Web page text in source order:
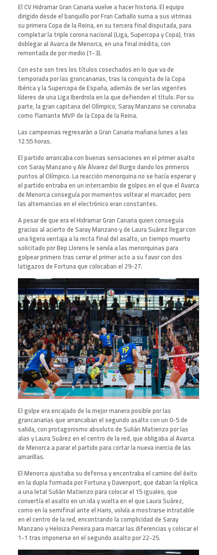
El CV Hidramar Gran Canaria vuelve a hacer historia. El equipo
dirigido desde el banquillo por Fran Carballo suma a sus vitrinas
su primera Copa de la Reina, en su tercera final disputada, para
completar la triple corona nacional (Liga, Supercopa y Copa), tras
doblegar al Avarca de Menorca, en una final inédita, con
remontada de por medio (1-3).
Con este son tres los títulos cosechados en lo que va de
temporada por las grancanarias, tras la conquista de la Copa
Ibérica y la Supercopa de España, además de ser las vigentes
líderes de una Liga Iberdrola en la que defienden el título. Por su
parte, la gran capitana del Olímpico, Saray Manzano se coronaba
como flamante MVP de la Copa de la Reina.
Las campeonas regresarán a Gran Canaria mañana lunes a las
12.55 horas.
El partido arrancaba con buenas sensaciones en el primer asalto
con Saray Manzano y Ale Álvarez del Burgo dando los primeros
puntos al Olímpico. La reacción menorquina no se hacía esperar y
el partido entraba en un intercambio de golpes en el que el Avarca
de Menorca conseguía por momentos voltear el marcador, pero
las alternancias en el electrónico eran constantes.
A pesar de que era el Hidramar Gran Canaria quien conseguía
gracias al acierto de Saray Manzano y de Laura Suárez llegar con
una ligera ventaja a la recta final del asalto, un tiempo muerto
solicitado por Bep Llorens le servía a las menorquinas para
golpear primero tras cerrar el primer acto a su favor con dos
latigazos de Fortuna que colocaban el 29-27.
El golpe era encajado de la mejor manera posible por las
grancanarias que arrancaban el segundo asalto con un 0-5 de
salida, con protagonismo absoluto de Sulián Matienzo por las
alas y Laura Suárez en el centro de la red, que obligaba al Avarca
de Menorca a parar el partido para cortar la nueva inercia de las
amarillas.
El Menorca ajustaba su defensa y encontraba el camino del éxito
en la dupla formada por Fortuna y Davenport, que daban la réplica
a una letal Sulián Matienzo para colocar el 15 iguales, que
convertía el asalto en un ida y vuelta en el que Laura Suárez,
como en la semifinal ante el Haris, volvía a mostrarse intratable
en el centro de la red, encontrando la complicidad de Saray
Manzano y Heloiza Pereira para marcar las diferencias y colocar el
1-1 tras imponerse en el segundo asalto por 22-25.